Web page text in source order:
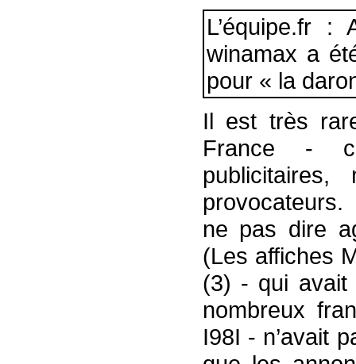
L’équipe.fr
winamax a
pour « la
Il est très
France -
ne pas dire
(Les affiches
(3) - qui avait
nombreux
I98I - n’avait